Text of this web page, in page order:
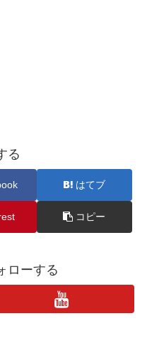
る
はてブ
コピー
ローする